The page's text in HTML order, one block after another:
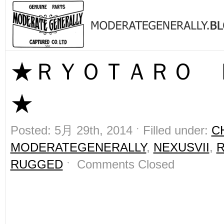
★ＲＹＯＴＡＲＯ
★
Posted: 5月 29th, 2014 ˑ Filled under:
MODERATEGENERALLY, NEXUSVII,
RUGGEDˑ Comments Closed